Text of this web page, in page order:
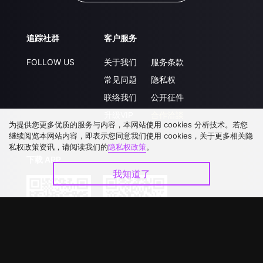
追踪社群
FOLLOW US
客户服务
关于我们
常见问题
联络我们
服务条款
隐私权
公开征件
为提供您更多优质的服务与内容，本网站使用 cookies 分析技术。若您
继续阅览本网站内容，即表示您同意我们使用 cookies，关于更多相关隐
私权政策资讯，请阅读我们的隐私权政策。
我知道了